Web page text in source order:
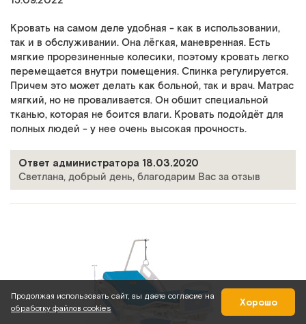
Кровать на самом деле удобная - как в использовании,
так и в обслуживании. Она лёгкая, маневренная. Есть
мягкие прорезиненные колесики, поэтому кровать легко
перемещается внутри помещения. Спинка регулируется.
Причем это может делать как больной, так и врач. Матрас
мягкий, но не проваливается. Он обшит специальной
тканью, которая не боится влаги. Кровать подойдёт для
полных людей - у нее очень высокая прочность.
Ответ администратора 18.03.2020
Светлана, добрый день, благодарим Вас за отзыв
Продолжая использовать сайт, вы даете согласие на
обработку файлов cookies
Хорошо